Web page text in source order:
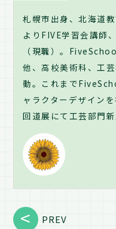
札幌市出身、北海道
よりFIVE学習会講師
（現職）。
他、高校美術科、工
動。これまで
ャラクターデザイン
回道展にて工芸部門新
PREV